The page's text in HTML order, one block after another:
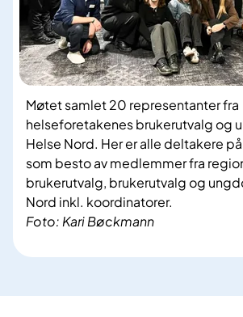
Foto: Kari Bøckmann
Møtet samlet 20 representanter fra
helseforetakenes brukerutvalg og
Helse Nord. Her er alle deltakere
som besto av medlemmer fra
brukerutvalg, brukerutvalg og
Nord inkl. koordinatorer.